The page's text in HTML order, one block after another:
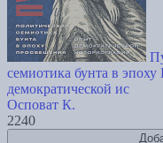
семиотика бунта в
демократической ис
Осповат К.
2240